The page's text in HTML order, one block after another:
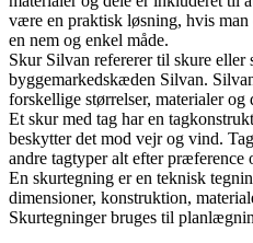
være en praktisk løsning, hvis man
en nem og enkel måde.
Skur Silvan refererer til skure eller
byggemarkedskæden Silvan.
forskellige størrelser, materialer og
Et skur med tag har en
beskytter det mod vejr og vind.
andre tagtyper alt efter præference
En skurtegning er en teknisk
dimensioner, konstruktion,
Skurtegninger bruges til